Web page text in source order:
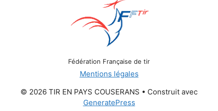
Fédération Française de tir
Mentions légales
© 2026 TIR EN PAYS COUSERANS • Construit avec
GeneratePress